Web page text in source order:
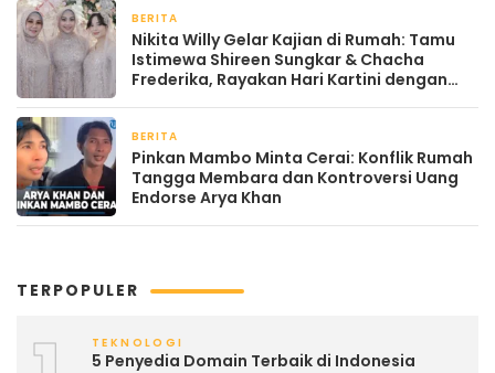
BERITA
Nikita Willy Gelar Kajian di Rumah: Tamu
Istimewa Shireen Sungkar & Chacha
Frederika, Rayakan Hari Kartini dengan
BERITA
Pinkan Mambo Minta Cerai: Konflik Rumah
Tangga Membara dan Kontroversi Uang
Endorse Arya Khan
TERPOPULER
TEKNOLOGI
5 Penyedia Domain Terbaik di Indonesia